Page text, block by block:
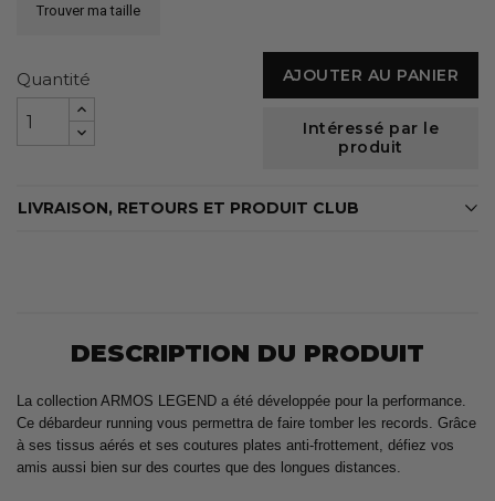
Trouver ma taille
Quantité AJOUTER AU PANIER
Intéressé par le
produit
LIVRAISON, RETOURS ET PRODUIT CLUB
DESCRIPTION DU PRODUIT
La collection ARMOS LEGEND a été développée pour la performance.
Ce débardeur running vous permettra de faire tomber les records. Grâce
à ses tissus aérés et ses coutures plates anti-frottement, défiez vos
amis aussi bien sur des courtes que des longues distances.